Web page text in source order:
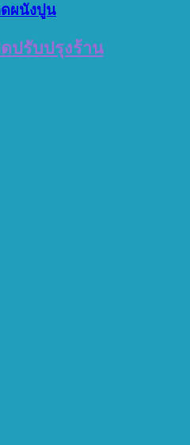
ดผนังปูน
ปรับปรุงร้าน